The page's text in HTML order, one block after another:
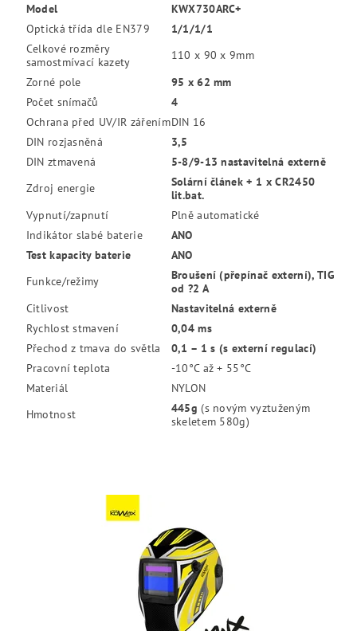
Model
KWX730ARC+
Optická třída dle EN379
1/1/1/1
Celkové rozměry
samostmívací kazety
110 x 90 x 9mm
Zorné pole
95 x 62 mm
Počet snímačů
4
Ochrana před UV/IR zářenímDIN 16
DIN rozjasněná
3,5
DIN ztmavená
5-8/9-13 nastavitelná externě
Zdroj energie
Solární článek + 1 x CR2450
lit.bat.
Vypnutí/zapnutí
Plně automatické
Indikátor slabé baterie
ANO
Test kapacity baterie
ANO
Funkce/režimy
Broušení (přepínač externí), TIG
od ?2 A
Citlivost
Nastavitelná externě
Rychlost stmavení
0,04 ms
Přechod z tmava do světla
0,1 – 1 s (s externí regulací)
Pracovní teplota
-10°C až + 55°C
Materiál
NYLON
Hmotnost
445g (s novým vyztuženým
skeletem 580g)